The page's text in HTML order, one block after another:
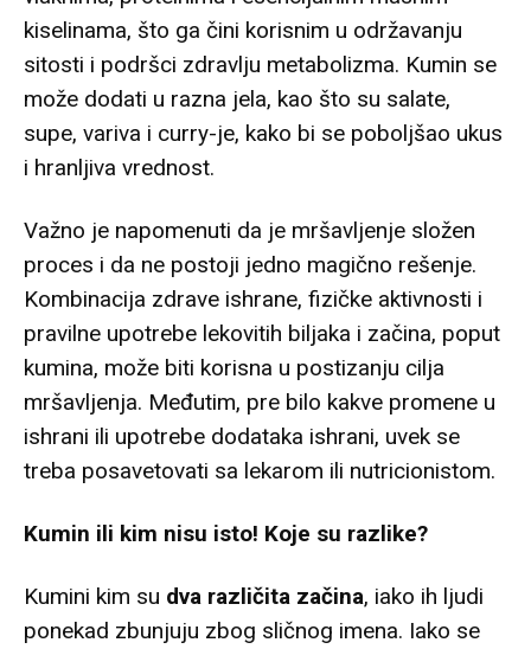
kiselinama, što ga čini korisnim u održavanju
sitosti i podršci zdravlju metabolizma. Kumin se
može dodati u razna jela, kao što su salate,
supe, variva i curry-je, kako bi se poboljšao ukus
i hranljiva vrednost.
Važno je napomenuti da je mršavljenje složen
proces i da ne postoji jedno magično rešenje.
Kombinacija zdrave ishrane, fizičke aktivnosti i
pravilne upotrebe lekovitih biljaka i začina, poput
kumina, može biti korisna u postizanju cilja
mršavljenja. Međutim, pre bilo kakve promene u
ishrani ili upotrebe dodataka ishrani, uvek se
treba posavetovati sa lekarom ili nutricionistom.
Kumin ili kim nisu isto! Koje su razlike?
Kumini kim su dva različita začina, iako ih ljudi
ponekad zbunjuju zbog sličnog imena. Iako se